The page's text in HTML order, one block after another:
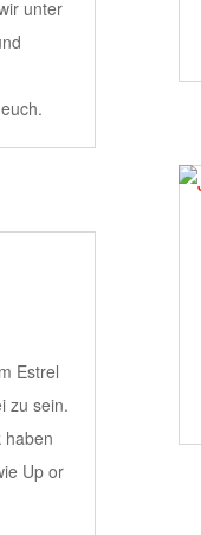
unter
Estrel
zu sein.
haben
Up or